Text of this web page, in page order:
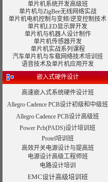
单片机系统开发高级班
单片机与ZigBee无线网络实战
单片机电机控制与变频/逆变控制技术
单片机LED显示屏开发
单片机与机器人设计制作
单片机传感器开发
单片机实战系列课程
汽车单片机与车载网络技术培训班
语音技术及单片机应用开发
嵌入式硬件设计
高速嵌入式系统硬件设计班
Allegro Cadence PCB设计初级和中级班
Allegro Cadence PCB设计高级班
Power Pcb(PADS)设计培训班
Protel培训班
高效开关电源设计与提高班
电源设计高级工程师班
电路设计培训
EMC设计高级培训班